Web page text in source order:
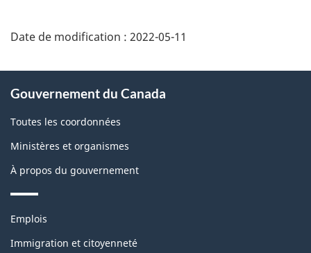
Date de modification : 2022-05-11
propos
de
ce
Gouvernement du Canada
Toutes les coordonnées
Ministères et organismes
À propos du gouvernement
Thèmes
sujets
Emplois
Immigration et citoyenneté